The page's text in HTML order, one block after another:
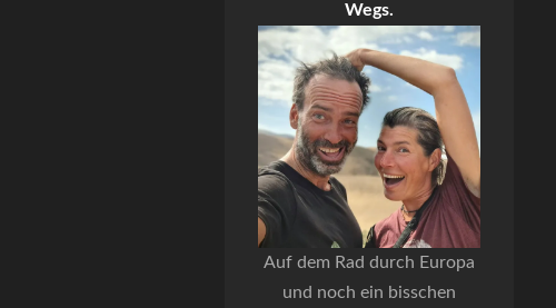
Wegs.
Auf dem Rad durch Europa
und noch ein bisschen